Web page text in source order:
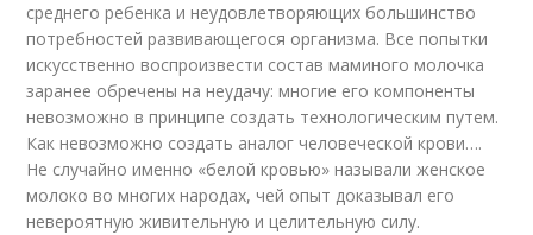
среднего ребенка и неудовлетворяющих большинство
потребностей развивающегося организма. Все попытки
искусственно воспроизвести состав маминого молочка
заранее обречены на неудачу: многие его компоненты
невозможно в принципе создать технологическим путем.
Как невозможно создать аналог человеческой крови….
Не случайно именно «белой кровью» называли женское
молоко во многих народах, чей опыт доказывал его
невероятную живительную и целительную силу.